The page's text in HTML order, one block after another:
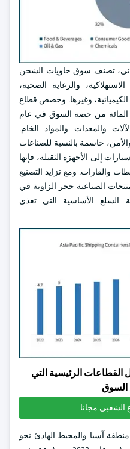
تصنف سوق حاويات الشحن
والرعاية الصحية،
الكيميائية، وغيرها. وخصص قطاع
الصناعية أكثر من 32 في المائة من حصة السوق في عام
والمعدات والمواد الخام.
حاسمة بالنسبة للصناعات
إلى الأجهزة الثقيلة، فإنها
والقارات. ومع تزايد التصنيع
الصناعية حجر الزاوية في
الأساسية التي تغذي
الرئيسية التي
السوق
الشعبي مجانا
آسيا والمحيط الهادئ نحو